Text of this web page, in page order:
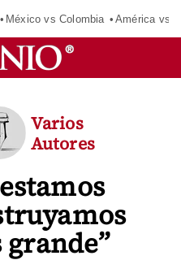
México vs Colombia América vs
Varios
Autores